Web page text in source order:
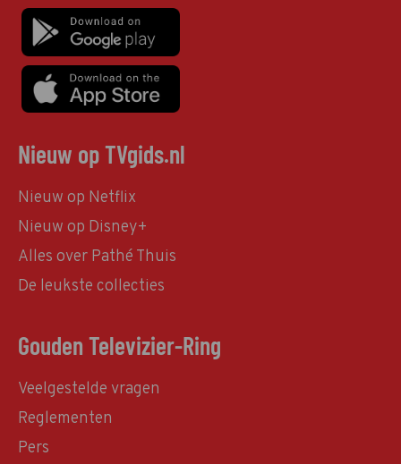
Nieuw op TVgids.nl
Nieuw op Netflix
Nieuw op Disney+
Alles over Pathé Thuis
De leukste collecties
Gouden Televizier-Ring
Veelgestelde vragen
Reglementen
Pers